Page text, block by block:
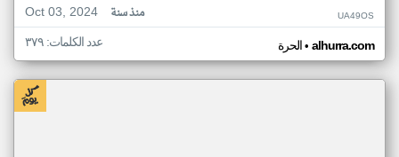
Oct 03, 2024
منذ سنة UA49OS
الحرة• alhurra.com عدد الكلمات: ٣٧٩